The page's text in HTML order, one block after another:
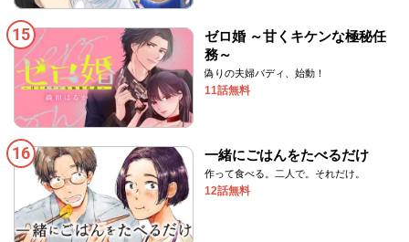
15
ゼロ婚 ～甘くキケンな極秘任
務～
偽りの夫婦バディ、始動！
11話無料
16 一緒にごはんをたべるだけ
作って食べる。二人で。それだけ。
12話無料